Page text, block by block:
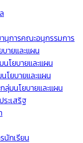
นุการคณะอนุกรรมการ
ายและแผน
โยบายและแผน
โยบายและแผน
ลุ่มนโยบายและแผน
ะเสริฐ
นักเรียน